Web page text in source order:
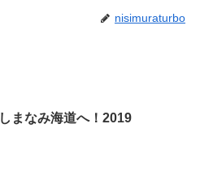
nisimuraturbo
しまなみ海道へ！2019